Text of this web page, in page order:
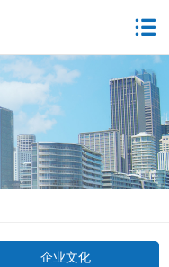
企业文化